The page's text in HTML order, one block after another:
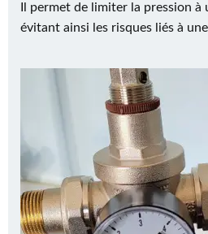
Il permet de limiter la pression
évitant ainsi les risques liés à